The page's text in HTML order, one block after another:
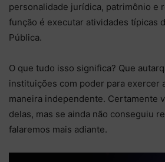
personalidade jurídica, patrimônio e
função é executar atividades típicas
Pública.
O que tudo isso significa? Que
instituições com poder para exercer
maneira independente. Certamente
delas, mas se ainda não conseguiu
falaremos mais adiante.